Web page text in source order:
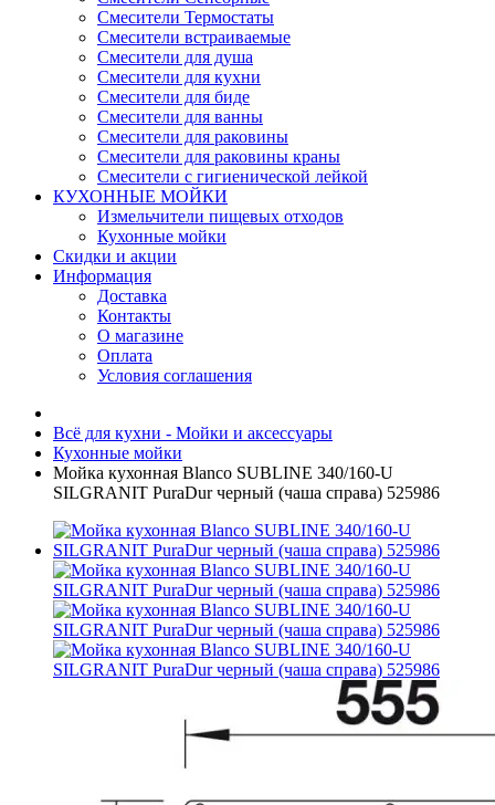
Смесители Термостаты
Смесители встраиваемые
Смесители для душа
Смесители для кухни
Смесители для биде
Смесители для ванны
Смесители для раковины
Смесители для раковины краны
Смесители с гигиенической лейкой
КУХОННЫЕ МОЙКИ
Измельчители пищевых отходов
Кухонные мойки
Скидки и акции
Информация
Доставка
Контакты
О магазине
Оплата
Условия соглашения
Всё для кухни - Мойки и аксессуары
Кухонные мойки
Мойка кухонная Blanco SUBLINE 340/160-U
SILGRANIT PuraDur черный (чаша справа) 525986